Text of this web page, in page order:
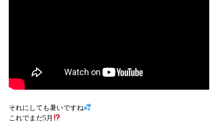
それにしても暑いですね
これでまだ5月